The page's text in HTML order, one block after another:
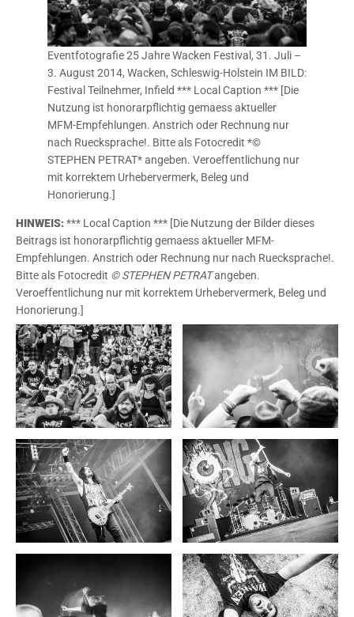
Eventfotografie 25 Jahre Wacken Festival, 31. Juli –
3. August 2014, Wacken, Schleswig-Holstein IM BILD:
Festival Teilnehmer, Infield *** Local Caption *** [Die
Nutzung ist honorarpflichtig gemaess aktueller
MFM-Empfehlungen. Anstrich oder Rechnung nur
nach Ruecksprache!. Bitte als Fotocredit *©
STEPHEN PETRAT* angeben. Veroeffentlichung nur
mit korrektem Urhebervermerk, Beleg und
Honorierung.]
HINWEIS:*** Local Caption *** [Die Nutzung der Bilder dieses
Beitrags ist honorarpflichtig gemaess aktueller MFM-
Empfehlungen. Anstrich oder Rechnung nur nach Ruecksprache!.
Bitte als Fotocredit © STEPHEN PETRATangeben.
Veroeffentlichung nur mit korrektem Urhebervermerk, Beleg und
Honorierung.]